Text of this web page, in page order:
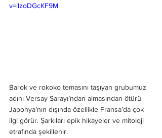
v=ilzoDGcKF9M
Barok ve rokoko temasını taşıyan grubumuz
adını Versay Sarayı’ndan almasından ötürü
Japonya’nın dışında özellikle Fransa’da çok
ilgi görür. Şarkıları epik hikayeler ve mitoloji
etrafında şekillenir.